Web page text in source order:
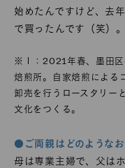
始めたんですけど、去
で買ったんです（笑）。
※１：2021年春、墨田区
焙煎所。自家焙煎による
卸売を行うロースタリー
文化をつくる。
●ご両親はどのような
母は専業主婦で、父は